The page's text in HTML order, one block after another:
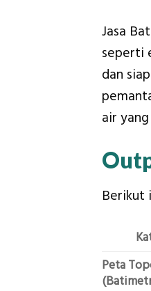
Jasa
seperti
dan
air
Berikut
Peta